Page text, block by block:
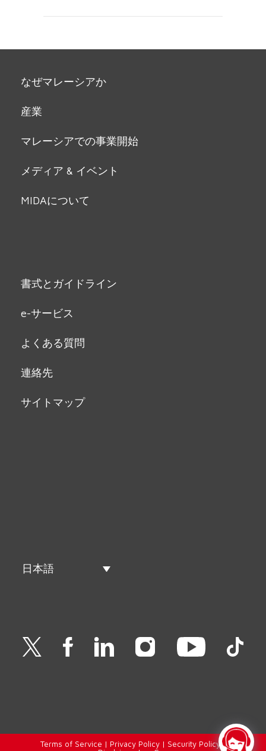
なぜマレーシアか
産業
マレーシアでの事業開始
メディア & イベント
MIDAについて
書式とガイドライン
e-サービス
よくある質問
連絡先
サイトマップ
日本語
Terms of Service | Privacy Policy| Security Policy |